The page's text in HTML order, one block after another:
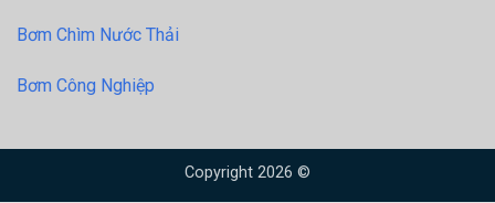
Bơm Chìm Nước Thải
Bơm Công Nghiệp
Copyright 2026 ©